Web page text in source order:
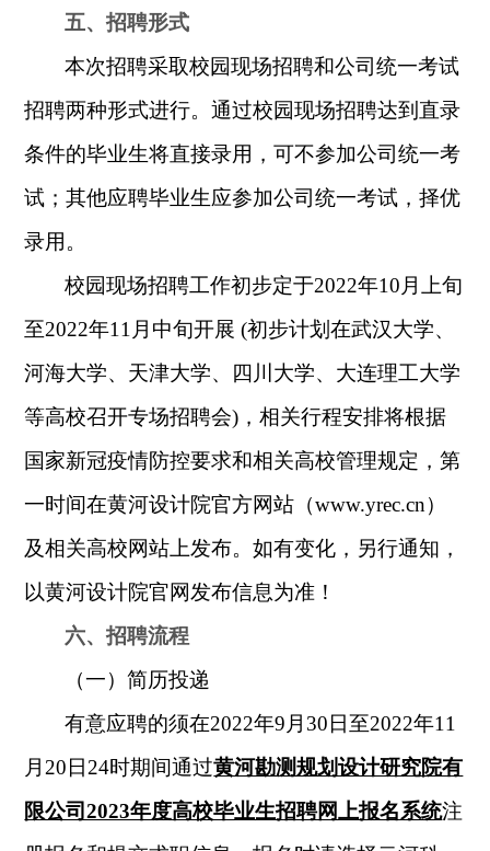
五、招聘形式
本次招聘采取校园现场招聘和公司统一考试
招聘两种形式进行。通过校园现场招聘达到直录
条件的毕业生将直接录用，可不参加公司统一考
试；其他应聘毕业生应参加公司统一考试，择优
录用。
校园现场招聘工作初步定于2022年10 月上旬
至2022年11 月中旬开展 (初步计划在武汉大学、
河海大学、天津大学、四川大学、大连理工大学
等高校召开专场招聘会) ，相关行程安排将根据
国家新冠疫情防控要求和相关高校管理规定，第
一时间在黄河设计院官方网站（www.yrec.cn）
及相关高校网站上发布。如有变化，另行通知，
以黄河设计院官网发布信息为准！
六、招聘流程
（一）简历投递
有意应聘的须在2022年9 月 30 日至2022年11
月 20 日 24时期间通过黄河勘测规划设计研究院有
限公司2023年度高校毕业生招聘网上报名系统注